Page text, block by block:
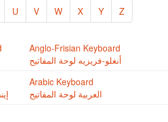
U V W X Y Z
Anglo-Frisian Keyboard
أنغلو-فريزيه لوحة المفاتيح
Arabic Keyboard
العربية لوحة المفاتيح